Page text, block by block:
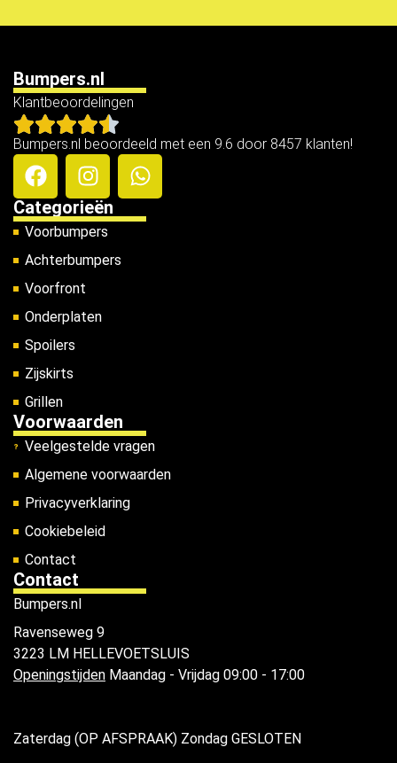
Bumpers.nl
Klantbeoordelingen
Bumpers.nl beoordeeld met een 9.6 door 8457 klanten!
Categorieën
Voorbumpers
Achterbumpers
Voorfront
Onderplaten
Spoilers
Zijskirts
Grillen
Voorwaarden
Veelgestelde vragen
Algemene voorwaarden
Privacyverklaring
Cookiebeleid
Contact
Contact
Bumpers.nl
Ravenseweg 9
3223 LM HELLEVOETSLUIS
Openingstijden Maandag - Vrijdag 09:00 - 17:00
Zaterdag (OP AFSPRAAK) Zondag GESLOTEN